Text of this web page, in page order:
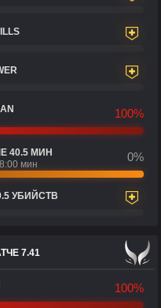
100%
40.5 МИН
мин
0%
УБИЙСТВ
7.41
100%